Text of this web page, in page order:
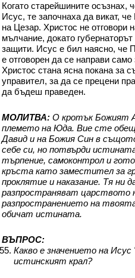
Когато старейшините осъзнах,
Исус, те започнаха да викат,
на Цезар. Христос не отговори
мълчание, докато
защити. Исус е бил наясно, че
е отговорен да се направи
Христос стана ясна покана за
управител, за да се прецени
да бъдеш праведен.
МОЛИТВА: O кротък Божият
племето на Юда. Вие сте
Давид и на Божия Син в
себе си, но потвърди
търпение, самоконтрол и
кръста като заместител за
проклятие и наказание. Тя ни
разпространяват царството
разпространението на
обичат истината.
ВЪПРОС:
Какво е значението на Исус
истинският крал?